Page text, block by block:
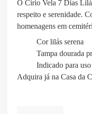
O Círio Vela 7 Dias
respeito e serenidade.
homenagens em
Cor lilás serena
Tampa dourada
Indicado para
Adquira já na Casa da